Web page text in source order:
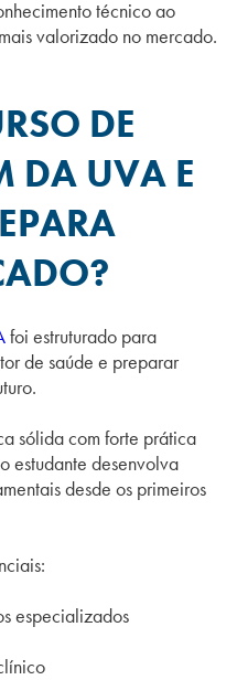
técnico ao
valorizado no mercado.
DE
DA UVA E
foi estruturado para
de saúde e preparar
sólida com forte prática
estudante desenvolva
desde os primeiros
especializados